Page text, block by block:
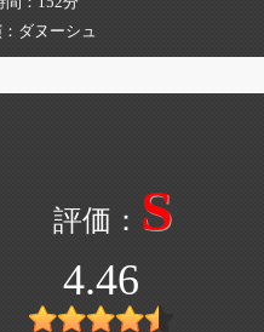
ダヌーシュ
S
4.46